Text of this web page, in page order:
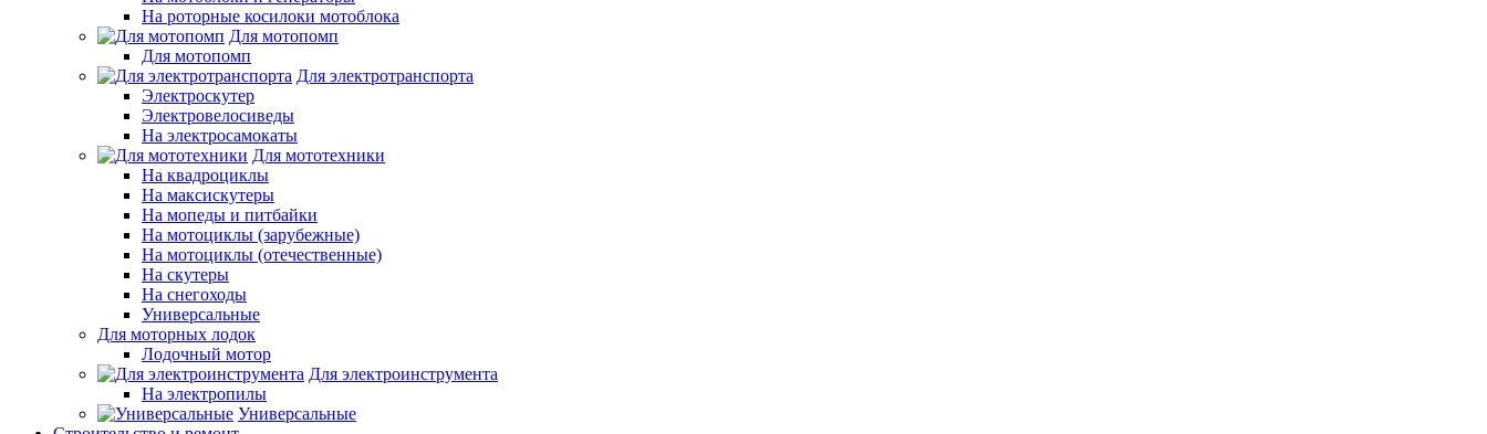
На роторные косилоки мотоблока
Для мотопомп
Для мотопомп
Для электротранспорта
Электроскутер
Электровелосиведы
На электросамокаты
Для мототехники
На квадроциклы
На максискутеры
На мопеды и питбайки
На мотоциклы (зарубежные)
На мотоциклы (отечественные)
На скутеры
На снегоходы
Универсальные
Для моторных лодок
Лодочный мотор
Для электроинструмента
На электропилы
Универсальные